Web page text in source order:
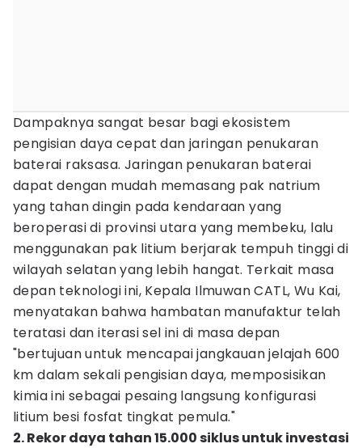
Dampaknya sangat besar bagi ekosistem
pengisian daya cepat dan jaringan penukaran
baterai raksasa. Jaringan penukaran baterai
dapat dengan mudah memasang pak natrium
yang tahan dingin pada kendaraan yang
beroperasi di provinsi utara yang membeku, lalu
menggunakan pak litium berjarak tempuh tinggi di
wilayah selatan yang lebih hangat. Terkait masa
depan teknologi ini, Kepala Ilmuwan CATL, Wu Kai,
menyatakan bahwa hambatan manufaktur telah
teratasi dan iterasi sel ini di masa depan
"bertujuan untuk mencapai jangkauan jelajah 600
km dalam sekali pengisian daya, memposisikan
kimia ini sebagai pesaing langsung konfigurasi
litium besi fosfat tingkat pemula."
2. Rekor daya tahan 15.000 siklus untuk investasi